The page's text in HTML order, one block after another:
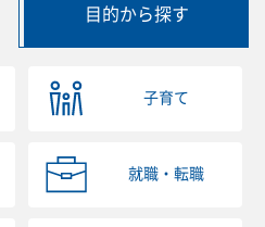
目的から探す
子育て
就職・転職